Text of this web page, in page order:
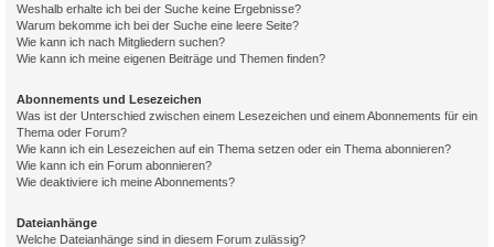
Weshalb erhalte ich bei der Suche keine Ergebnisse?
Warum bekomme ich bei der Suche eine leere Seite?
Wie kann ich nach Mitgliedern suchen?
Wie kann ich meine eigenen Beiträge und Themen finden?
Abonnements und Lesezeichen
Was ist der Unterschied zwischen einem Lesezeichen und einem Abonnements für ein
Thema oder Forum?
Wie kann ich ein Lesezeichen auf ein Thema setzen oder ein Thema abonnieren?
Wie kann ich ein Forum abonnieren?
Wie deaktiviere ich meine Abonnements?
Dateianhänge
Welche Dateianhänge sind in diesem Forum zulässig?